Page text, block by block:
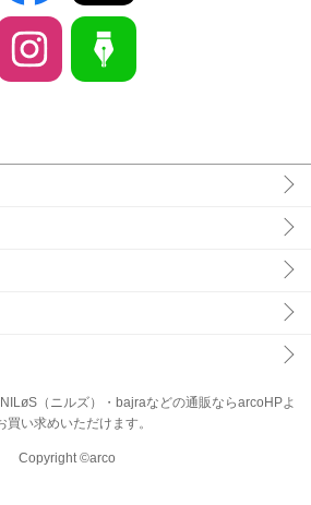
（ニルズ）・bajraなどの通販ならarcoHPよ
買い求めいただけます。
Copyright ©arco